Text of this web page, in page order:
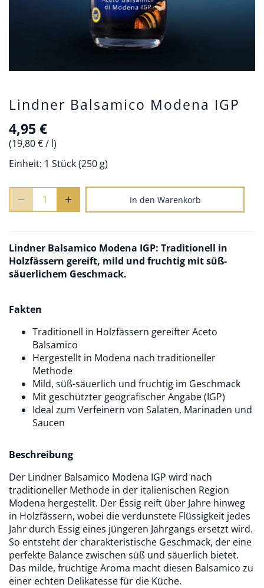
Lindner Balsamico Modena IGP
4,95 €
19,80 €/ l
Einheit: 1 Stück (250 g)
In den Warenkorb
Lindner Balsamico Modena IGP: Traditionell in
Holzfässern gereift, mild und fruchtig mit süß-
säuerlichem Geschmack.
Fakten
Traditionell in Holzfässern gereifter Aceto
Balsamico
Hergestellt in Modena nach traditioneller
Methode
Mild, süß-säuerlich und fruchtig im Geschmack
Mit geschützter geografischer Angabe (IGP)
Ideal zum Verfeinern von Salaten, Marinaden und
Saucen
Beschreibung
Der Lindner Balsamico Modena IGP wird nach
traditioneller Methode in der italienischen Region
Modena hergestellt. Der Essig reift über Jahre hinweg
in Holzfässern, wobei die verdunstete Flüssigkeit jedes
Jahr durch Essig eines jüngeren Jahrgangs ersetzt wird.
So entsteht der charakteristische Geschmack, der eine
perfekte Balance zwischen süß und säuerlich bietet.
Das milde, fruchtige Aroma macht diesen Balsamico zu
einer echten Delikatesse für die Küche.